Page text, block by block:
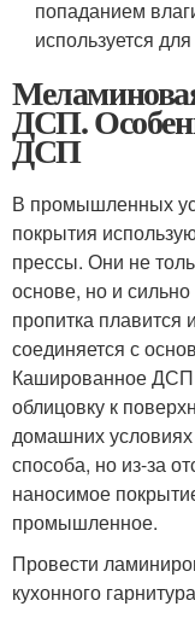
попаданием
используется
ДСП.
ДСП
В промышленных
покрытия
прессы. Они не
основе, но и
пропитка плавится
соединяется с
Кашированное ДСП
облицовку к
домашних условиях
способа, но из-за
наносимое
промышленное.
Провести
кухонного